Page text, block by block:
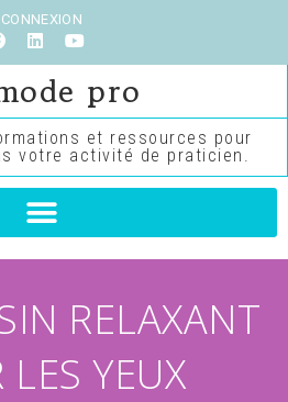
CONNEXION
pro
et ressources pour
votre activité de praticien.
RELAXANT
LES YEUX